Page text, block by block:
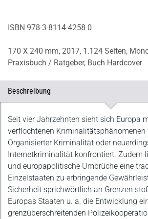
ISBN 978-3-8114-4258-0
170 X 240 mm, 2017, 1.124 Seiten,
Praxisbuch / Ratgeber, Buch Hardcover
Beschreibung
Beschreibung
Seit vier Jahrzehnten sieht sich Europa
verflochtenen Kriminalitätsphänomenen
Organisierter Kriminalität oder
Internetkriminalität konfrontiert. Zudem
und europapolitische Umbrüche eine
Einzelstaaten zu erbringende
Sicherheit sprichwörtlich an Grenzen
Europas Staaten u. a. die Entwicklung
grenzüberschreitenden